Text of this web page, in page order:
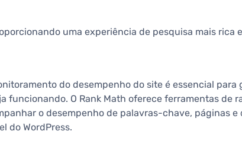
uma experiência de pesquisa mais rica
do desempenho do site é essencial para
funcionando. O Rank Math oferece ferramentas de
o desempenho de palavras-chave, páginas
do WordPress.